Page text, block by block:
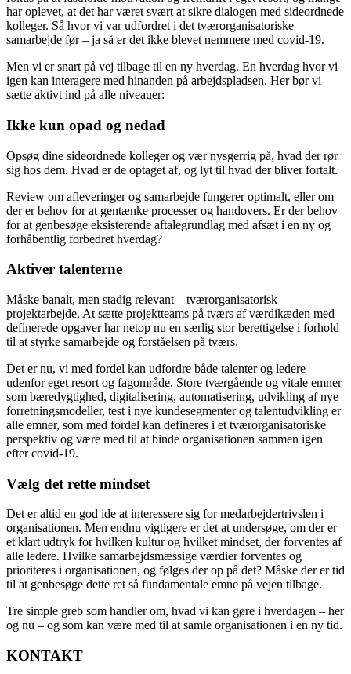
har oplevet, at det har været svært at sikre dialogen med sideordnede
kolleger. Så hvor vi var udfordret i det tværorganisatoriske
samarbejde før – ja så er det ikke blevet nemmere med covid-19.
Men vi er snart på vej tilbage til en ny hverdag. En hverdag hvor vi
igen kan interagere med hinanden på arbejdspladsen. Her bør vi
sætte aktivt ind på alle niveauer:
Ikke kun opad og nedad
Opsøg dine sideordnede kolleger og vær nysgerrig på, hvad der rør
sig hos dem. Hvad er de optaget af, og lyt til hvad der bliver fortalt.
Review om afleveringer og samarbejde fungerer optimalt, eller om
der er behov for at gentænke processer og handovers. Er der behov
for at genbesøge eksisterende aftalegrundlag med afsæt i en ny og
forhåbentlig forbedret hverdag?
Aktiver talenterne
Måske banalt, men stadig relevant – tværorganisatorisk
projektarbejde. At sætte projektteams på tværs af værdikæden med
definerede opgaver har netop nu en særlig stor berettigelse i forhold
til at styrke samarbejde og forståelsen på tværs.
Det er nu, vi med fordel kan udfordre både talenter og ledere
udenfor eget resort og fagområde. Store tværgående og vitale emner
som bæredygtighed, digitalisering, automatisering, udvikling af nye
forretningsmodeller, test i nye kundesegmenter og talentudvikling er
alle emner, som med fordel kan defineres i et tværorganisatoriske
perspektiv og være med til at binde organisationen sammen igen
efter covid-19.
Vælg det rette mindset
Det er altid en god ide at interessere sig for medarbejdertrivslen i
organisationen. Men endnu vigtigere er det at undersøge, om der er
et klart udtryk for hvilken kultur og hvilket mindset, der forventes af
alle ledere. Hvilke samarbejdsmæssige værdier forventes og
prioriteres i organisationen, og følges der op på det? Måske der er tid
til at genbesøge dette ret så fundamentale emne på vejen tilbage.
Tre simple greb som handler om, hvad vi kan gøre i hverdagen – her
og nu – og som kan være med til at samle organisationen i en ny tid.
KONTAKT